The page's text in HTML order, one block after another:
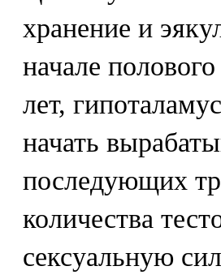
хранение и
начале
лет,
начать
последующих
количества
сексуальную